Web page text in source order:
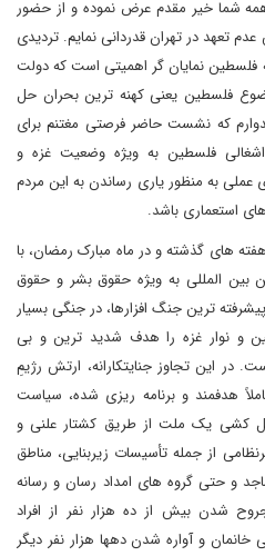
همه شما خیر مقدم عرض نموده و از حضور
تعهد در تهران قدردانی نمایم. تردیدی
نمایان گر اهمیتی است که دولت
فلسطین یعنی کهنه ترین بحران حل
که نشست حاضر فرصتی مغتنم برای
فلسطین به ویژه وضعیت غزه و
عملی به منظور یاری رساندن به این مردم
استعماری باشد.
های گذشته و در ماه مبارک رمضان، با
بین المللی به ویژه حقوق بشر و حقوق
ترین جنگ افزارها، در جنگی بسیار
و نوار غزه را هدف شدید ترین و بی
در این تجاوز جنایتکارانه، ارتش رژیمِ
هدفمند و برنامه ریزی شده، سیاست
کشی یک ملت از طریق کشتار علنی و
از جمله تأسیسات زیربنایی، مناطق
و حتی گروه های امداد رسان و رسانه
شدن بیش از ده هزار نفر از افراد
خانمان و آواره شدن دهها هزار نفر دیگر